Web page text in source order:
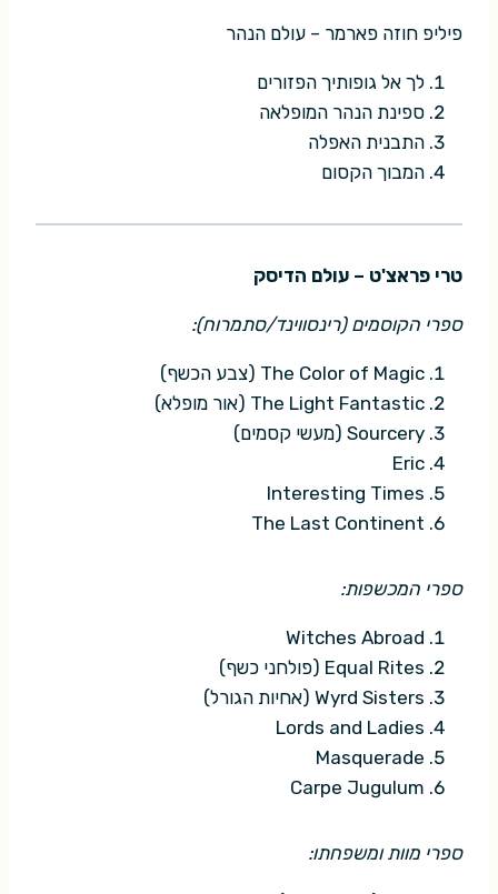
פיליפ חוזה פארמר – עולם הנהר
לך אל גופותיך הפזורים
ספינת הנהר המופלאה
התבנית האפלה
המבוך הקסום
טרי פראצ'ט – עולם הדיסק
ספרי הקוסמים (רינסווינד/סתמרוח):
The Color of Magic (צבע הכשף)
The Light Fantastic (אור מופלא)
Sourcery (מעשי קסמים)
Eric
Interesting Times
The Last Continent
ספרי המכשפות:
Witches Abroad
Equal Rites (פולחני כשף)
Wyrd Sisters (אחיות הגורל)
Lords and Ladies
Masquerade
Carpe Jugulum
ספרי מוות ומשפחתו: